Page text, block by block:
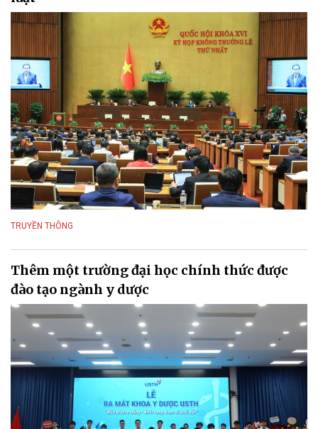
TRUYỀN THÔNG
Thêm một trường đại học chính thức được
đào tạo ngành y dược